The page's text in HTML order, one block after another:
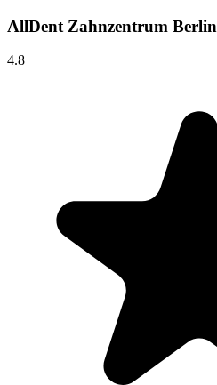
AllDent Zahnzentrum Berlin
4.8